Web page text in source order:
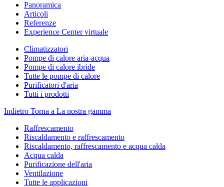
Panoramica
Articoli
Referenze
Experience Center virtuale
Climatizzatori
Pompe di calore aria-acqua
Pompe di calore ibride
Tutte le pompe di calore
Purificatori d'aria
Tutti i prodotti
Indietro Torna a La nostra gamma
Raffrescamento
Riscaldamento e raffrescamento
Riscaldamento, raffrescamento e acqua calda
Acqua calda
Purificazione dell'aria
Ventilazione
Tutte le applicazioni